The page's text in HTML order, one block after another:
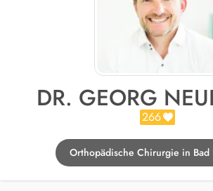
DR. GEORG
266
Orthopädische Chirurgie in Bad